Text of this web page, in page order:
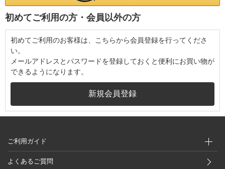
初めてご利用の方・会員以外の方
初めてご利用のお客様は、こちらから会員登録を行ってくださ
い。
メールアドレスとパスワードを登録しておくと便利にお買い物が
できるようになります。
ご利用ガイド
よくあるご質問